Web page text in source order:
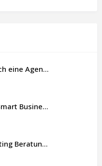
SMART Business - Nicht noch eine Agentur. Sondern ein Partner, der dein Business als Ganzes denkt.
Katharina Hellmann - The Smart Business Coach
Khoa Nguyen Online Marketing Beratung & Experte